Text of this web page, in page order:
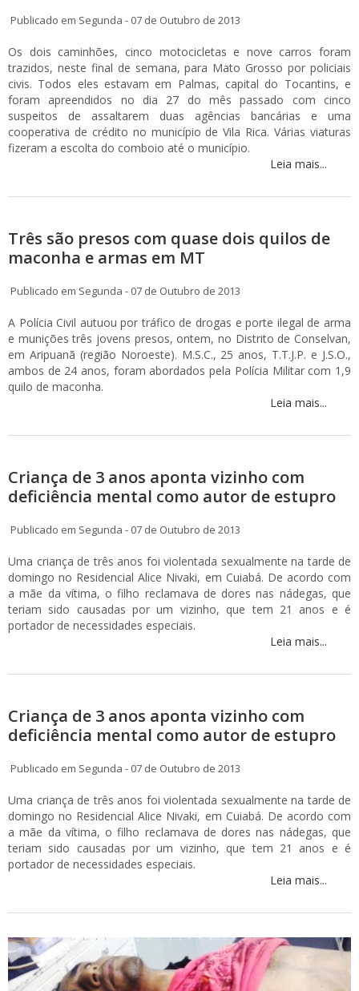
Publicado em Segunda - 07 de Outubro de 2013
Os dois caminhões, cinco motocicletas e nove carros foram
trazidos, neste final de semana, para Mato Grosso por policiais
civis. Todos eles estavam em Palmas, capital do Tocantins, e
foram apreendidos no dia 27 do mês passado com cinco
suspeitos de assaltarem duas agências bancárias e uma
cooperativa de crédito no município de Vila Rica. Várias viaturas
fizeram a escolta do comboio até o município.
Leia mais...
Três são presos com quase dois quilos de
maconha e armas em MT
Publicado em Segunda - 07 de Outubro de 2013
A Polícia Civil autuou por tráfico de drogas e porte ilegal de arma
e munições três jovens presos, ontem, no Distrito de Conselvan,
em Aripuanã (região Noroeste). M.S.C., 25 anos, T.T.J.P. e J.S.O.,
ambos de 24 anos, foram abordados pela Polícia Militar com 1,9
quilo de maconha.
Leia mais...
Criança de 3 anos aponta vizinho com
deficiência mental como autor de estupro
Publicado em Segunda - 07 de Outubro de 2013
Uma criança de três anos foi violentada sexualmente na tarde de
domingo no Residencial Alice Nivaki, em Cuiabá. De acordo com
a mãe da vítima, o filho reclamava de dores nas nádegas, que
teriam sido causadas por um vizinho, que tem 21 anos e é
portador de necessidades especiais.
Leia mais...
Criança de 3 anos aponta vizinho com
deficiência mental como autor de estupro
Publicado em Segunda - 07 de Outubro de 2013
Uma criança de três anos foi violentada sexualmente na tarde de
domingo no Residencial Alice Nivaki, em Cuiabá. De acordo com
a mãe da vítima, o filho reclamava de dores nas nádegas, que
teriam sido causadas por um vizinho, que tem 21 anos e é
portador de necessidades especiais.
Leia mais...